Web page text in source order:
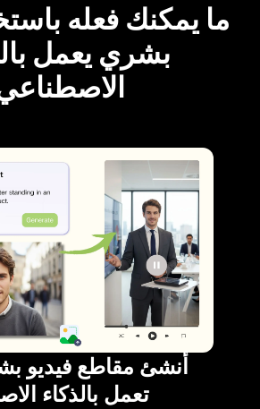
ما يمكنك فعله
بشري يعمل
أنشئ مقاطع فيديو
تعمل بالذكاء